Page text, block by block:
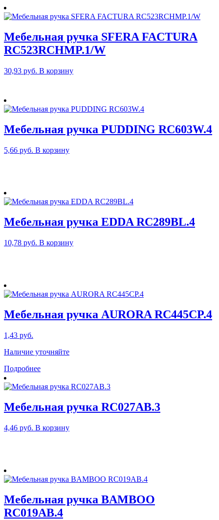
Мебельная ручка SFERA FACTURA
RC523RCHMP.1/W
30,93 руб. В корзину
Мебельная ручка PUDDING RC603W.4
5,66 руб. В корзину
Мебельная ручка EDDA RC289BL.4
10,78 руб. В корзину
Мебельная ручка AURORA RC445CP.4
1,43 руб.
Наличие уточняйте
Подробнее
Мебельная ручка RC027AB.3
4,46 руб. В корзину
Мебельная ручка BAMBOO
RC019AB.4